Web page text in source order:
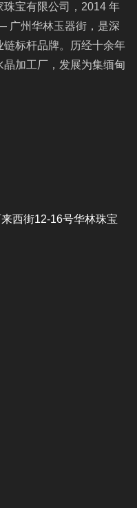
宝有限公司，2014 年
广州华林玉器街，是深
标杆品牌。历经十余年
加工厂，发展为集缅甸
西街12-16号华林珠宝